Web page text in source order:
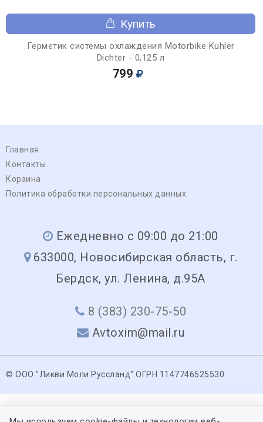
Купить
Герметик системы охлаждения Motorbike Kuhler
Dichter - 0,125 л
799
Главная
Контакты
Корзина
Политика обработки персональных данных
Ежедневно с 09:00 до 21:00
633000, Новосибирская область, г.
Бердск, ул. Ленина, д.95А
8 (383) 230-75-50
Avtoxim@mail.ru
© ООО "Ликви Моли Руссланд" ОГРН 1147746525530